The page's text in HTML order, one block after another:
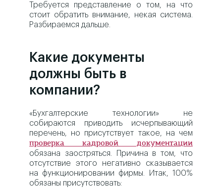
Требуется представление о том, на что
стоит обратить внимание, некая система.
Разбираемся дальше.
Какие документы
должны быть в
компании?
«Бухгалтерские технологии» не
собираются приводить исчерпывающий
перечень, но присутствует такое, на чем
проверка кадровой документации
обязана заостряться. Причина в том, что
отсутствие этого негативно сказывается
на функционировании фирмы. Итак, 100%
обязаны присутствовать: